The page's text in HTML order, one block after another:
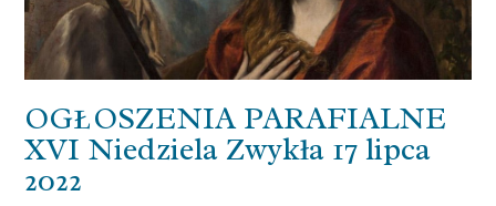
OGŁOSZENIA PARAFIALNE
XVI Niedziela Zwykła 17 lipca
2022